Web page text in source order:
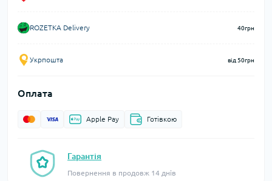
ROZETKA Delivery 40грн
Укрпошта від 50грн
Оплата
Apple Pay Готівкою
Гарантія
Повернення в продовж 14 днів